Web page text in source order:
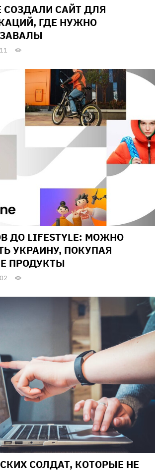
СОЗДАЛИ САЙТ ДЛЯ
ГДЕ НУЖНО
ДО LIFESTYLE: МОЖНО
УКРАИНУ, ПОКУПАЯ
ПРОДУКТЫ
СОЛДАТ, КОТОРЫЕ НЕ